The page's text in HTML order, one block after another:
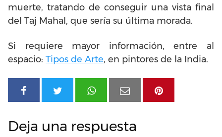
muerte, tratando de conseguir una vista final
del Taj Mahal, que sería su última morada.
Si requiere mayor información, entre al
espacio: Tipos de Arte, en pintores de la India.
Deja una respuesta